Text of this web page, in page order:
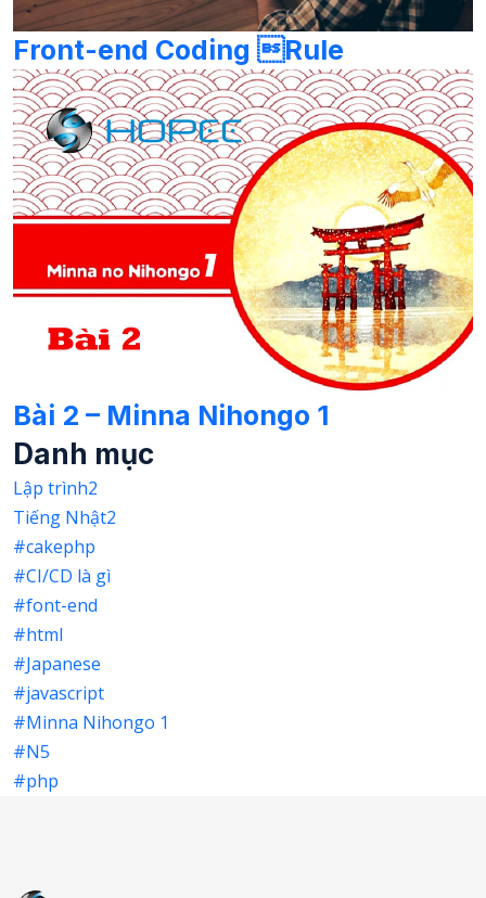
Front-end Coding Rule
Bài 2 – Minna Nihongo 1
Danh mục
Lập trình2
Tiếng Nhật2
#cakephp
#CI/CD là gì
#font-end
#html
#Japanese
#javascript
#Minna Nihongo 1
#N5
#php